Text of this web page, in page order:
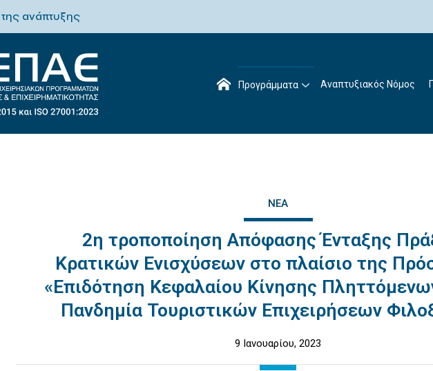
της ανάπτυξης
Προγράμματα Αναπτυξιακός Νόμος
ΝΈΑ
2η τροποποίηση Απόφασης Ένταξης
Κρατικών Ενισχύσεων στο πλαίσιο της
«Επιδότηση Κεφαλαίου Κίνησης
Πανδημία Τουριστικών Επιχειρήσεων
9 Ιανουαρίου, 2023